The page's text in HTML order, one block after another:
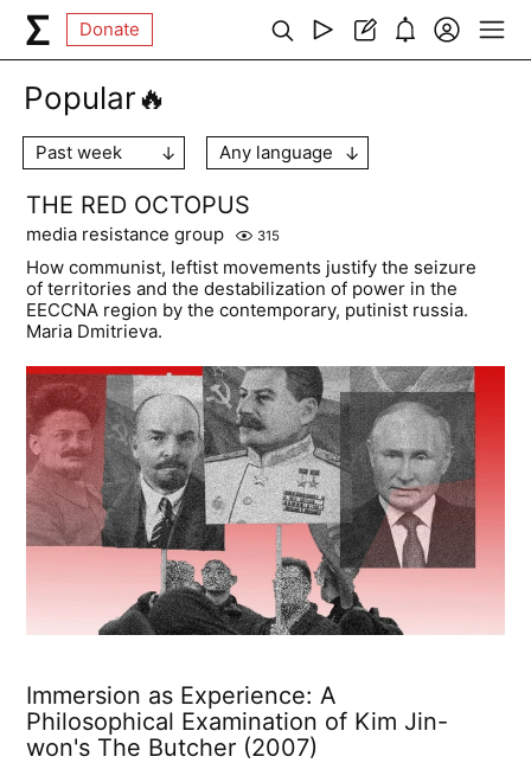
Donate
Popular🔥
Past week Any language
THE RED OCTOPUS
media resistance group 315
How communist, leftist movements justify the seizure
of territories and the destabilization of power in the
EECCNA region by the contemporary, putinist russia.
Maria Dmitrieva.
Immersion as Experience: A
Philosophical Examination of Kim Jin-
won's The Butcher (2007)